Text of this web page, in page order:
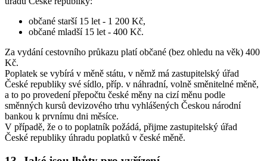
občané starší 15 let - 1 200 Kč,
občané mladší 15 let - 400 Kč.
Za vydání cestovního průkazu platí občané (bez ohledu na věk) 400
Kč.
Poplatek se vybírá v měně státu, v němž má zastupitelský úřad
České republiky své sídlo, příp. v náhradní, volně směnitelné měně,
a to po provedení přepočtu české měny na cizí měnu podle
směnných kursů devizového trhu vyhlášených Českou národní
bankou k prvnímu dni měsíce.
V případě, že o to poplatník požádá, přijme zastupitelský úřad
České republiky úhradu poplatků v české měně.